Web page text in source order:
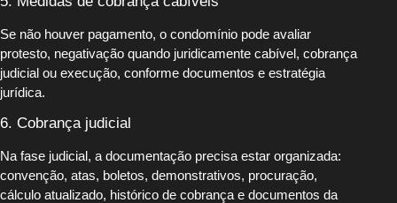
Se não houver pagamento, o condomínio pode avaliar
protesto, negativação quando juridicamente cabível, cobrança
judicial ou execução, conforme documentos e estratégia
jurídica.
6. Cobrança judicial
Na fase judicial, a documentação precisa estar organizada:
convenção, atas, boletos, demonstrativos, procuração,
cálculo atualizado, histórico de cobrança e documentos da